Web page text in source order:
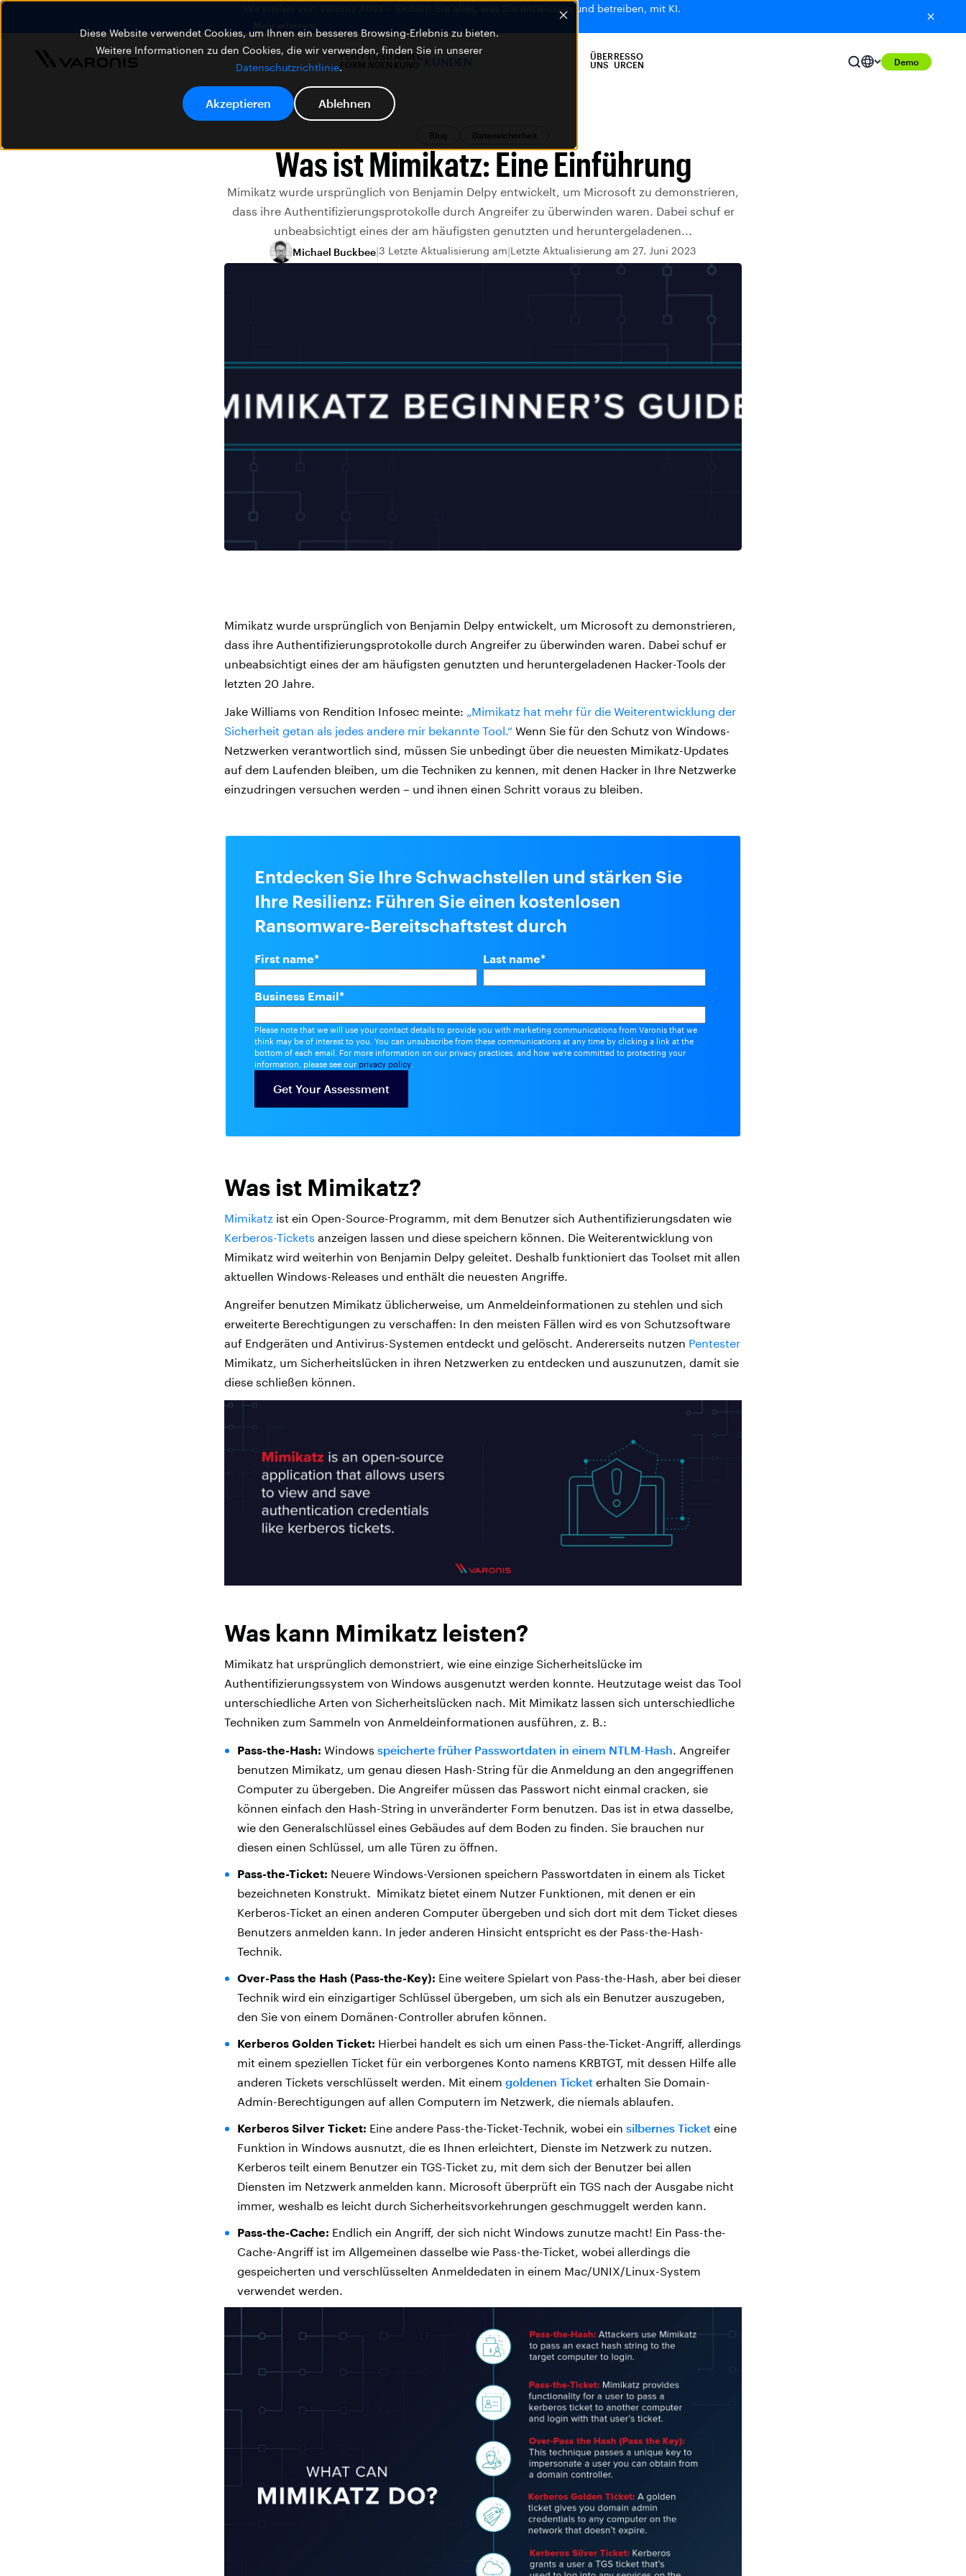
Diese Website verwendet Cookies, um Ihnen ein besseres Browsing-Erlebnis zu bieten.
Weitere Informationen zu den Cookies, die wir verwenden, finden Sie in unserer
Datenschutzrichtlinie.
Akzeptieren Ablehnen
Wir stellen vor: Varonis Atlas – Sichern Sie alles, was Sie entwickeln und betreiben, mit KI.
Mehr erfahren
PLATT
FORM
LÖSU
NGEN
ABDEC
KUNG
KUNDEN
ÜBER
UNS
RESSO
URCEN
Demo
Blog Datensicherheit
Was ist Mimikatz: Eine Einführung
Mimikatz wurde ursprünglich von Benjamin Delpy entwickelt, um Microsoft zu demonstrieren,
dass ihre Authentifizierungsprotokolle durch Angreifer zu überwinden waren. Dabei schuf er
unbeabsichtigt eines der am häufigsten genutzten und heruntergeladenen...
Michael Buckbee 3 Letzte Aktualisierung am Letzte Aktualisierung am 27. Juni 2023
Mimikatz wurde ursprünglich von Benjamin Delpy entwickelt, um Microsoft zu demonstrieren,
dass ihre Authentifizierungsprotokolle durch Angreifer zu überwinden waren. Dabei schuf er
unbeabsichtigt eines der am häufigsten genutzten und heruntergeladenen Hacker-Tools der
letzten 20 Jahre.
Jake Williams von Rendition Infosec meinte: „Mimikatz hat mehr für die Weiterentwicklung der
Sicherheit getan als jedes andere mir bekannte Tool.“ Wenn Sie für den Schutz von Windows-
Netzwerken verantwortlich sind, müssen Sie unbedingt über die neuesten Mimikatz-Updates
auf dem Laufenden bleiben, um die Techniken zu kennen, mit denen Hacker in Ihre Netzwerke
einzudringen versuchen werden – und ihnen einen Schritt voraus zu bleiben.
Entdecken Sie Ihre Schwachstellen und stärken Sie
Ihre Resilienz: Führen Sie einen kostenlosen
Ransomware-Bereitschaftstest durch
First name* Last name*
Business Email*
Please note that we will use your contact details to provide you with marketing communications from Varonis that we
think may be of interest to you. You can unsubscribe from these communications at any time by clicking a link at the
bottom of each email. For more information on our privacy practices, and how we're committed to protecting your
information, please see our privacy policy
Was ist Mimikatz?
Mimikatz ist ein Open-Source-Programm, mit dem Benutzer sich Authentifizierungsdaten wie
Kerberos-Tickets anzeigen lassen und diese speichern können. Die Weiterentwicklung von
Mimikatz wird weiterhin von Benjamin Delpy geleitet. Deshalb funktioniert das Toolset mit allen
aktuellen Windows-Releases und enthält die neuesten Angriffe.
Angreifer benutzen Mimikatz üblicherweise, um Anmeldeinformationen zu stehlen und sich
erweiterte Berechtigungen zu verschaffen: In den meisten Fällen wird es von Schutzsoftware
auf Endgeräten und Antivirus-Systemen entdeckt und gelöscht. Andererseits nutzen Pentester
Mimikatz, um Sicherheitslücken in ihren Netzwerken zu entdecken und auszunutzen, damit sie
diese schließen können.
Was kann Mimikatz leisten?
Mimikatz hat ursprünglich demonstriert, wie eine einzige Sicherheitslücke im
Authentifizierungssystem von Windows ausgenutzt werden konnte. Heutzutage weist das Tool
unterschiedliche Arten von Sicherheitslücken nach. Mit Mimikatz lassen sich unterschiedliche
Techniken zum Sammeln von Anmeldeinformationen ausführen, z. B.:
Pass-the-Hash: Windows speicherte früher Passwortdaten in einem NTLM-Hash. Angreifer
benutzen Mimikatz, um genau diesen Hash-String für die Anmeldung an den angegriffenen
Computer zu übergeben. Die Angreifer müssen das Passwort nicht einmal cracken, sie
können einfach den Hash-String in unveränderter Form benutzen. Das ist in etwa dasselbe,
wie den Generalschlüssel eines Gebäudes auf dem Boden zu finden. Sie brauchen nur
diesen einen Schlüssel, um alle Türen zu öffnen.
Pass-the-Ticket: Neuere Windows-Versionen speichern Passwortdaten in einem als Ticket
bezeichneten Konstrukt. Mimikatz bietet einem Nutzer Funktionen, mit denen er ein
Kerberos-Ticket an einen anderen Computer übergeben und sich dort mit dem Ticket dieses
Benutzers anmelden kann. In jeder anderen Hinsicht entspricht es der Pass-the-Hash-
Technik.
Over-Pass the Hash (Pass-the-Key): Eine weitere Spielart von Pass-the-Hash, aber bei dieser
Technik wird ein einzigartiger Schlüssel übergeben, um sich als ein Benutzer auszugeben,
den Sie von einem Domänen-Controller abrufen können.
Kerberos Golden Ticket: Hierbei handelt es sich um einen Pass-the-Ticket-Angriff, allerdings
mit einem speziellen Ticket für ein verborgenes Konto namens KRBTGT, mit dessen Hilfe alle
anderen Tickets verschlüsselt werden. Mit einem goldenen Ticketerhalten Sie Domain-
Admin-Berechtigungen auf allen Computern im Netzwerk, die niemals ablaufen.
Kerberos Silver Ticket: Eine andere Pass-the-Ticket-Technik, wobei ein silbernes Ticketeine
Funktion in Windows ausnutzt, die es Ihnen erleichtert, Dienste im Netzwerk zu nutzen.
Kerberos teilt einem Benutzer ein TGS-Ticket zu, mit dem sich der Benutzer bei allen
Diensten im Netzwerk anmelden kann. Microsoft überprüft ein TGS nach der Ausgabe nicht
immer, weshalb es leicht durch Sicherheitsvorkehrungen geschmuggelt werden kann.
Pass-the-Cache: Endlich ein Angriff, der sich nicht Windows zunutze macht! Ein Pass-the-
Cache-Angriff ist im Allgemeinen dasselbe wie Pass-the-Ticket, wobei allerdings die
gespeicherten und verschlüsselten Anmeldedaten in einem Mac/UNIX/Linux-System
verwendet werden.